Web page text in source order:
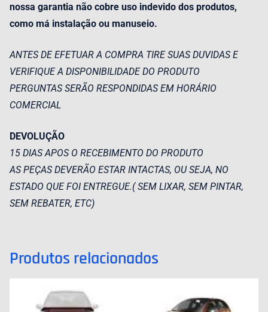
nossa garantia não cobre uso indevido dos produtos,
como má instalação ou manuseio.
ANTES DE EFETUAR A COMPRA TIRE SUAS DUVIDAS E
VERIFIQUE A DISPONIBILIDADE DO PRODUTO
PERGUNTAS SERÃO RESPONDIDAS EM HORÁRIO
COMERCIAL
DEVOLUÇÃO
15 DIAS APOS O RECEBIMENTO DO PRODUTO
AS PEÇAS DEVERÃO ESTAR INTACTAS, OU SEJA, NO
ESTADO QUE FOI ENTREGUE.( SEM LIXAR, SEM PINTAR,
SEM REBATER, ETC)
Produtos relacionados